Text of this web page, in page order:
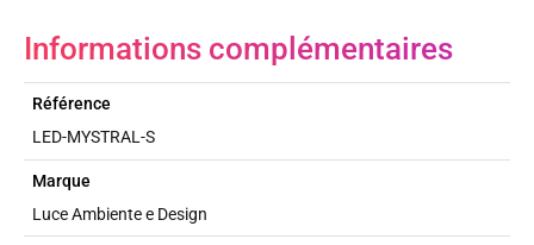
Informations complémentaires
Référence
LED-MYSTRAL-S
Marque
Luce Ambiente e Design